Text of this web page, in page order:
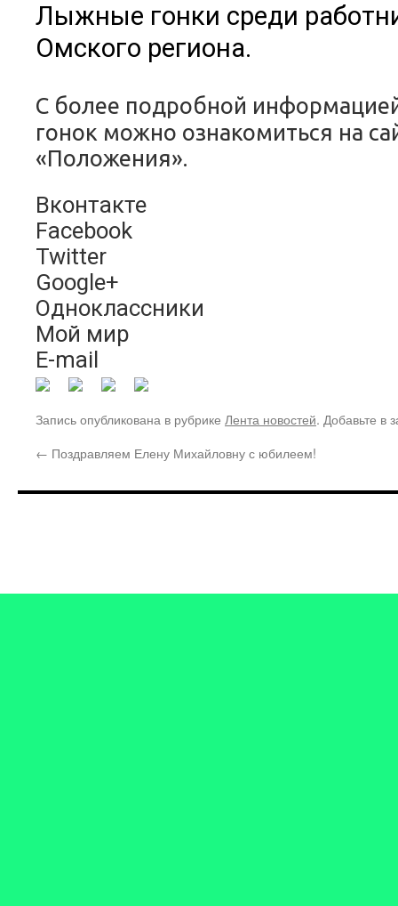
Лыжные гонки среди
Омского региона.
С более подробной
гонок можно ознакомиться на
«Положения».
Вконтакте
Facebook
Twitter
Google+
Одноклассники
Мой мир
E-mail
Запись опубликована в рубрике Лента новостей. Добавьте в
← Поздравляем Елену Михайловну с юбилеем!